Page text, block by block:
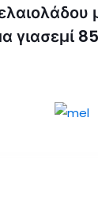
γιασεμί